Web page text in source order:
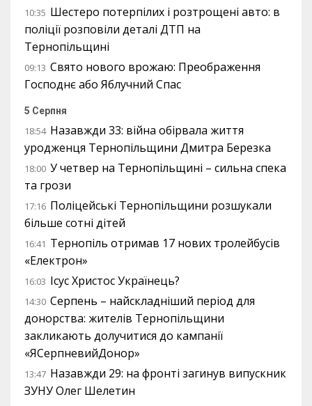
10:35 Шестеро потерпілих і розтрощені авто: в
поліції розповіли деталі ДТП на
Тернопільщині
09:13 Свято нового врожаю: Преображення
Господнє або Яблучний Спас
5 Серпня
18:54 Назавжди 33: війна обірвала життя
уродженця Тернопільщини Дмитра Березка
18:00 У четвер на Тернопільщині – сильна спека
та грози
17:16 Поліцейські Тернопільщини розшукали
більше сотні дітей
16:41 Тернопіль отримав 17 нових тролейбусів
«Електрон»
16:03 Ісус Христос Українець?
14:30 Серпень – найскладніший період для
донорства: жителів Тернопільщини
закликають долучитися до кампанії
«ЯСерпневийДонор»
13:47 Назавжди 29: на фронті загинув випускник
ЗУНУ Олег Шелетин